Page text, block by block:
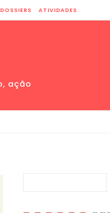
DOSSIERS ATIVIDADES
ação